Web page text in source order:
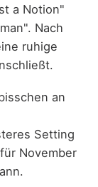
a Notion"
Nach
ruhige
an
Setting
November